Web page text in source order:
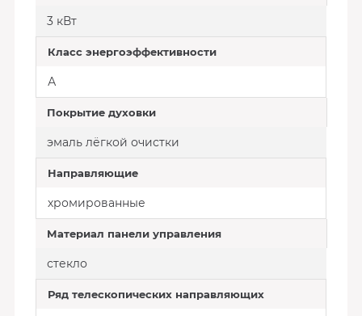
3 кВт
Класс энергоэффективности
А
Покрытие духовки
эмаль лёгкой очистки
Направляющие
хромированные
Материал панели управления
стекло
Ряд телескопических направляющих